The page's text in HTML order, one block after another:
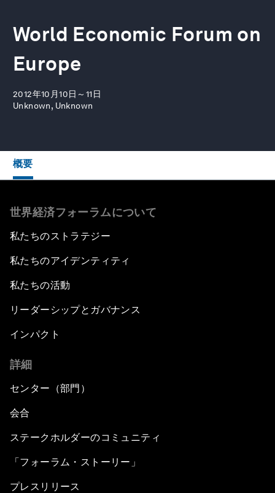
World Economic Forum on
Europe
2012年10月10日～11日
Unknown, Unknown
概要
世界経済フォーラムについて
私たちのストラテジー
私たちのアイデンティティ
私たちの活動
リーダーシップとガバナンス
インパクト
詳細
センター（部門）
会合
ステークホルダーのコミュニティ
「フォーラム・ストーリー」
プレスリリース